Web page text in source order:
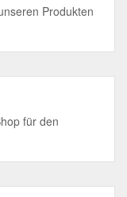
Produkten
für den